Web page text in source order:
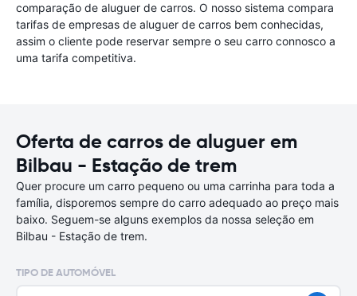
comparação de aluguer de carros. O nosso sistema compara
tarifas de empresas de aluguer de carros bem conhecidas,
assim o cliente pode reservar sempre o seu carro connosco a
uma tarifa competitiva.
Oferta de carros de aluguer em
Bilbau - Estação de trem
Quer procure um carro pequeno ou uma carrinha para toda a
família, disporemos sempre do carro adequado ao preço mais
baixo. Seguem-se alguns exemplos da nossa seleção em
Bilbau - Estação de trem.
TIPO DE AUTOMÓVEL